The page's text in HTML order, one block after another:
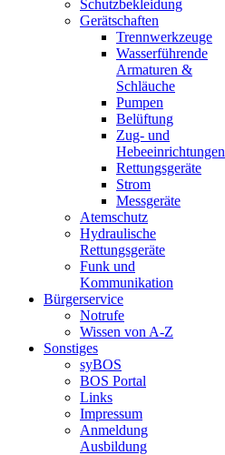
Schutzbekleidung
Gerätschaften
Trennwerkzeuge
Wasserführende
Armaturen &
Schläuche
Pumpen
Belüftung
Zug- und
Hebeeinrichtungen
Rettungsgeräte
Strom
Messgeräte
Atemschutz
Hydraulische
Rettungsgeräte
Funk und
Kommunikation
Bürgerservice
Notrufe
Wissen von A-Z
Sonstiges
syBOS
BOS Portal
Links
Impressum
Anmeldung
Ausbildung